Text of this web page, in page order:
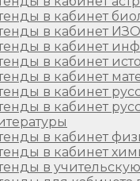
в кабинет
в кабинет
в кабинет
в кабинет
в кабинет
в кабинет
в кабинет
в кабинет
в кабинет
в учительскую